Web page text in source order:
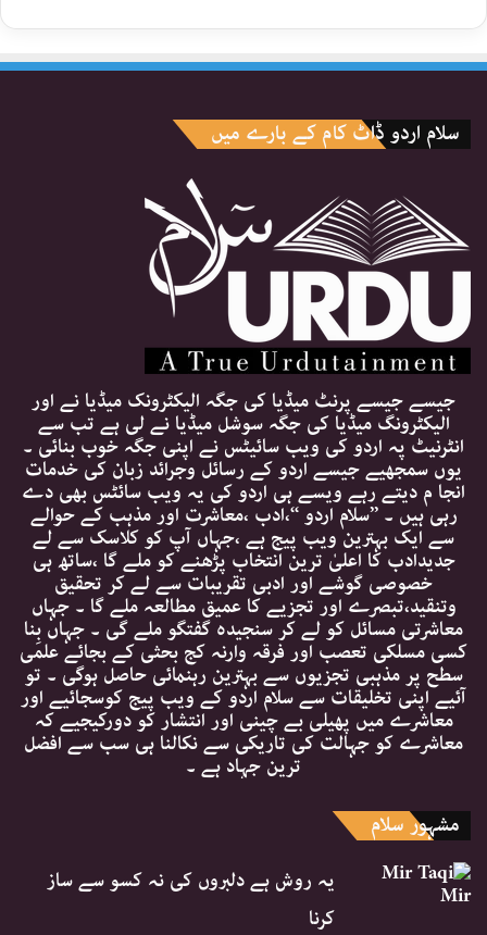
سلام اردو ڈاٹ کام کے بارے میں
جیسے جیسے پرنٹ میڈیا کی جگہ الیکٹرونک میڈیا نے اور
الیکٹرونگ میڈیا کی جگہ سوشل میڈیا نے لی ہے تب سے
انٹرنیٹ پہ اردو کی ویب سائیٹس نے اپنی جگہ خوب بنائی ۔
یوں سمجھیے جیسے اردو کے رسائل وجرائد زبان کی خدمات
انجا م دیتے رہے ویسے ہی اردو کی یہ ویب سائٹس بھی دے
رہی ہیں ۔ ’’سلام اردو ‘‘،ادب ،معاشرت اور مذہب کے حوالے
سے ایک بہترین ویب پیج ہے ،جہاں آپ کو کلاسک سے لے
جدیدادب کا اعلیٰ ترین انتخاب پڑھنے کو ملے گا ،ساتھ ہی
خصوصی گوشے اور ادبی تقریبات سے لے کر تحقیق
وتنقید،تبصرے اور تجزیے کا عمیق مطالعہ ملے گا ۔ جہاں
معاشرتی مسائل کو لے کر سنجیدہ گفتگو ملے گی ۔ جہاں بِنا
کسی مسلکی تعصب اور فرقہ وارنہ کج بحثی کے بجائے علمی
سطح پر مذہبی تجزیوں سے بہترین رہنمائی حاصل ہوگی ۔ تو
آئیے اپنی تخلیقات سے سلام اردو کے ویب پیج کوسجائیے اور
معاشرے میں پھیلی بے چینی اور انتشار کو دورکیجیے کہ
معاشرے کو جہالت کی تاریکی سے نکالنا ہی سب سے افضل
ترین جہاد ہے ۔
مشہور سلام
یہ روش ہے دلبروں کی نہ کسو سے ساز
کرنا